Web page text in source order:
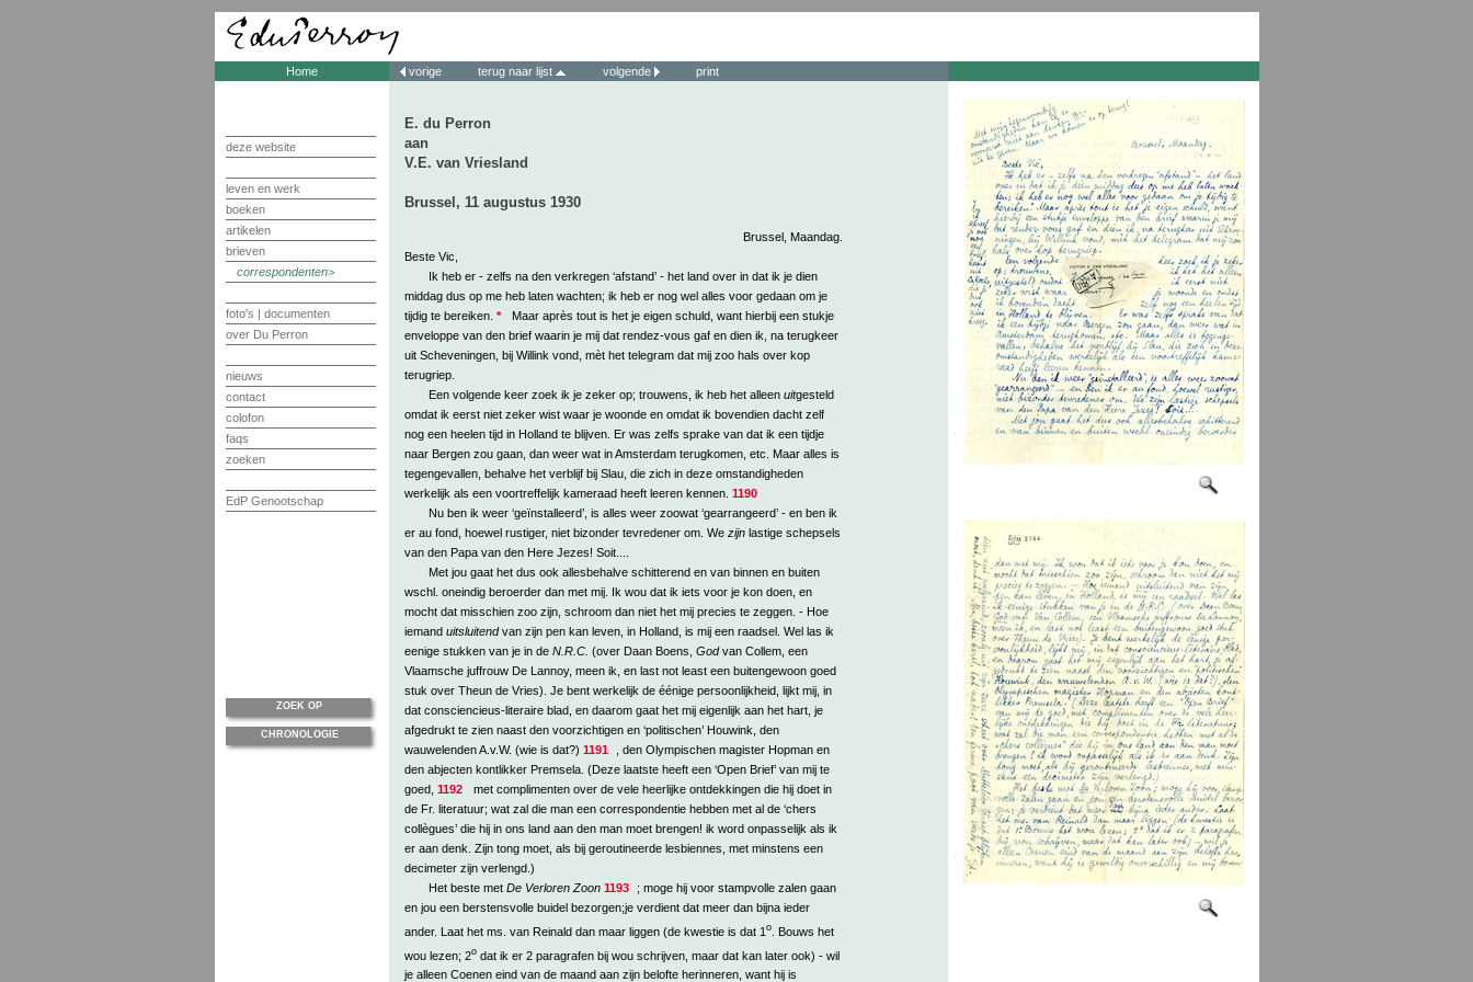
Home
deze website
leven en werk
boeken
artikelen
brieven
correspondenten
foto's | documenten
over Du Perron
nieuws
contact
colofon
faqs
zoeken
EdP Genootschap
vorige terug naar lijst volgende print
E. du Perron
aan
V.E. van Vriesland
Brussel, 11 augustus 1930
Brussel, Maandag.
Beste Vic,
Ik heb er - zelfs na den verkregen ‘afstand’ - het land over in dat ik je dien
middag dus op me heb laten wachten; ik heb er nog wel alles voor gedaan om je
tijdig te bereiken. *
Maar après tout is het je eigen schuld, want hierbij een stukje
enveloppe van den brief waarin je mij dat rendez-vous gaf en dien ik, na terugkeer
uit Scheveningen, bij Willink vond, mèt het telegram dat mij zoo hals over kop
terugriep.
Een volgende keer zoek ik je zeker op; trouwens, ik heb het alleen uitgesteld
omdat ik eerst niet zeker wist waar je woonde en omdat ik bovendien dacht zelf
nog een heelen tijd in Holland te blijven. Er was zelfs sprake van dat ik een tijdje
naar Bergen zou gaan, dan weer wat in Amsterdam terugkomen, etc. Maar alles is
tegengevallen, behalve het verblijf bij Slau, die zich in deze omstandigheden
werkelijk als een voortreffelijk kameraad heeft leeren kennen. 1190
Nu ben ik weer ‘geïnstalleerd’, is alles weer zoowat ‘gearrangeerd’ - en ben ik
er au fond, hoewel rustiger, niet bizonder tevredener om. We zijnlastige schepsels
van den Papa van den Here Jezes! Soit....
Met jou gaat het dus ook allesbehalve schitterend en van binnen en buiten
wschl. oneindig beroerder dan met mij. Ik wou dat ik iets voor je kon doen, en
mocht dat misschien zoo zijn, schroom dan niet het mij precies te zeggen. - Hoe
iemand uitsluitendvan zijn pen kan leven, in Holland, is mij een raadsel. Wel las ik
eenige stukken van je in de N.R.C. (over Daan Boens, Godvan Collem, een
Vlaamsche juffrouw De Lannoy, meen ik, en last not least een buitengewoon goed
stuk over Theun de Vries). Je bent werkelijk de éénige persoonlijkheid, lijkt mij, in
dat consciencieus-literaire blad, en daarom gaat het mij eigenlijk aan het hart, je
afgedrukt te zien naast den voorzichtigen en ‘politischen’ Houwink, den
wauwelenden A.v.W. (wie is dat?) 1191
, den Olympischen magister Hopman en
den abjecten kontlikker Premsela. (Deze laatste heeft een ‘Open Brief’ van mij te
goed, 1192
met complimenten over de vele heerlijke ontdekkingen die hij doet in
de Fr. literatuur; wat zal die man een correspondentie hebben met al de ‘chers
collègues’ die hij in ons land aan den man moet brengen! ik word onpasselijk als ik
er aan denk. Zijn tong moet, als bij geroutineerde lesbiennes, met minstens een
decimeter zijn verlengd.)
Het beste met De Verloren Zoon 1193
; moge hij voor stampvolle zalen gaan
en jou een berstensvolle buidel bezorgen;je verdient dat meer dan bijna ieder
ander. Laat het ms. van Reinald dan maar liggen (de kwestie is dat 1 o. Bouws het
wou lezen; 2odat ik er 2 paragrafen bij wou schrijven, maar dat kan later ook) - wil
je alleen Coenen eind van de maand aan zijn belofte herinneren, want hij is
ZOEK OP
CHRONOLOGIE